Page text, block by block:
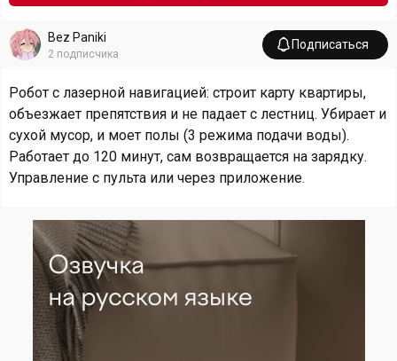
Bez Paniki
2 подписчика
Подписаться
Робот с лазерной навигацией: строит карту квартиры,
объезжает препятствия и не падает с лестниц. Убирает и
сухой мусор, и моет полы (3 режима подачи воды).
Работает до 120 минут, сам возвращается на зарядку.
Управление с пульта или через приложение.